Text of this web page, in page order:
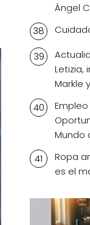
Ángel
Letizia,
Markle
Mundo
Ropa
es el